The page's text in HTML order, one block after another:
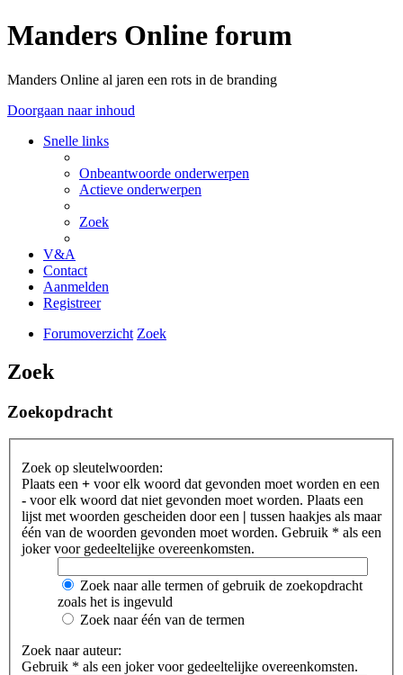
Manders Online forum
Manders Online al jaren een rots in de branding
Doorgaan naar inhoud
Snelle links
Onbeantwoorde onderwerpen
Actieve onderwerpen
Zoek
V&A
Contact
Aanmelden
Registreer
Forumoverzicht Zoek
Zoek
Zoekopdracht
Zoek op sleutelwoorden:
Plaats een + voor elk woord dat gevonden moet worden en een
- voor elk woord dat niet gevonden moet worden. Plaats een
lijst met woorden gescheiden door een | tussen haakjes als maar
één van de woorden gevonden moet worden. Gebruik * als een
joker voor gedeeltelijke overeenkomsten.
Zoek naar alle termen of gebruik de zoekopdracht
zoals het is ingevuld
Zoek naar één van de termen
Zoek naar auteur:
Gebruik * als een joker voor gedeeltelijke overeenkomsten.